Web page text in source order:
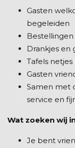
Gasten
begeleiden
Drankjes en
Tafels
Gasten
Samen met
service en
Wat zoeken wij
Je bent